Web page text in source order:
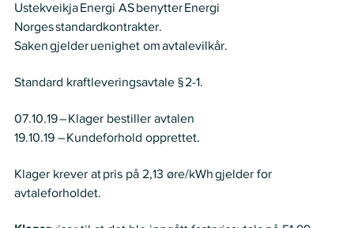
Ustekveikja Energi AS benytter Energi
Norges standardkontrakter.
Saken gjelder uenighet om avtalevilkår.
Standard kraftleveringsavtale § 2-1.
07.10.19 – Klager bestiller avtalen
19.10.19 – Kundeforhold opprettet.
Klager krever at pris på 2,13 øre/kWh gjelder for
avtaleforholdet.